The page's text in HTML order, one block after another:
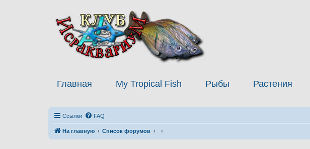
Главная My Tropical Fish Рыбы Растения
Ссылки FAQ
На главную Список форумов